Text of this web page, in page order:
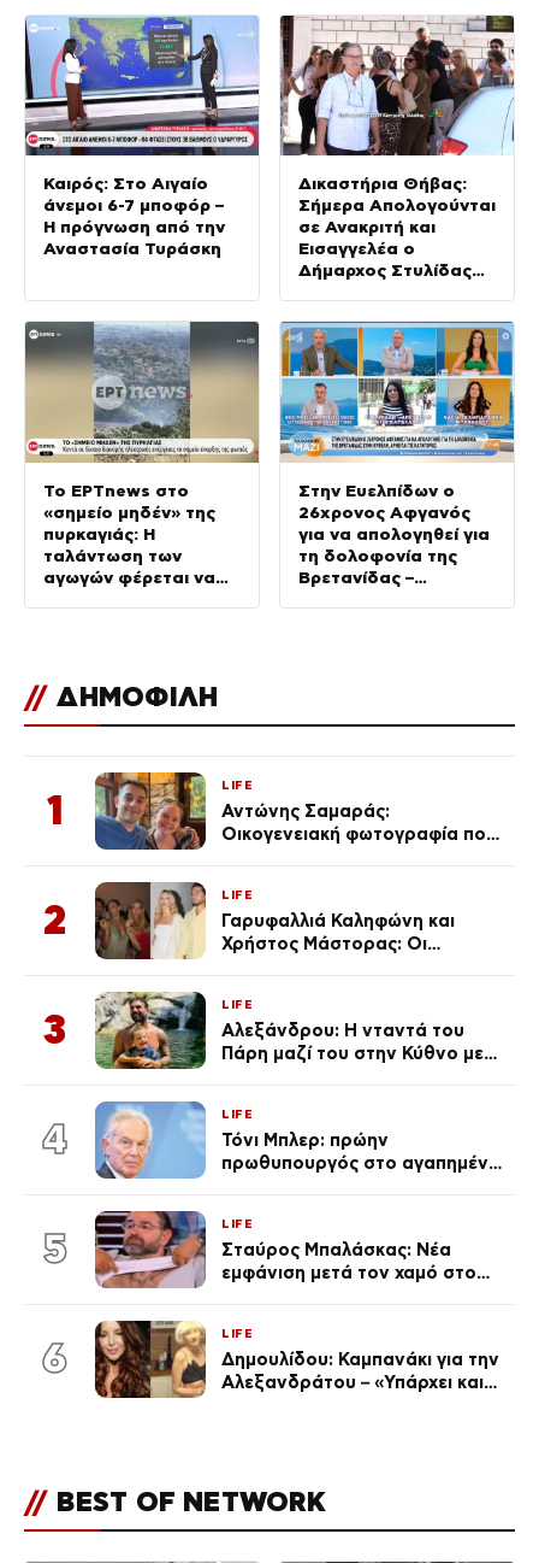
Καιρός: Στο Αιγαίο
άνεμοι 6-7 μποφόρ –
Η πρόγνωση από την
Αναστασία Τυράσκη
Δικαστήρια Θήβας:
Σήμερα Απολογούνται
σε Ανακριτή και
Εισαγγελέα ο
Δήμαρχος Στυλίδας
Το ΕΡΤnews στο
«σημείο μηδέν» της
πυρκαγιάς: Η
ταλάντωση των
αγωγών φέρεται να
Στην Ευελπίδων ο
26χρονος Αφγανός
για να απολογηθεί για
τη δολοφονία της
Βρετανίδας –
// ΔΗΜΟΦΙΛΗ
1
LIFE
Αντώνης Σαμαράς:
Οικογενειακή φωτογραφία που
Λένας
2
LIFE
Γαρυφαλλιά Καληφώνη και
Χρήστος Μάστορας: Οι
απαρατήρητη
3
LIFE
Αλεξάνδρου: Η νταντά του
Πάρη μαζί του στην Κύθνο με
4
LIFE
Τόνι Μπλερ: πρώην
πρωθυπουργός στο αγαπημένο
5
LIFE
Σταύρος Μπαλάσκας: Νέα
εμφάνιση μετά τον χαμό στο
6
LIFE
Δημουλίδου: Καμπανάκι για την
Αλεξανδράτου – «Υπάρχει και
// BEST OF NETWORK